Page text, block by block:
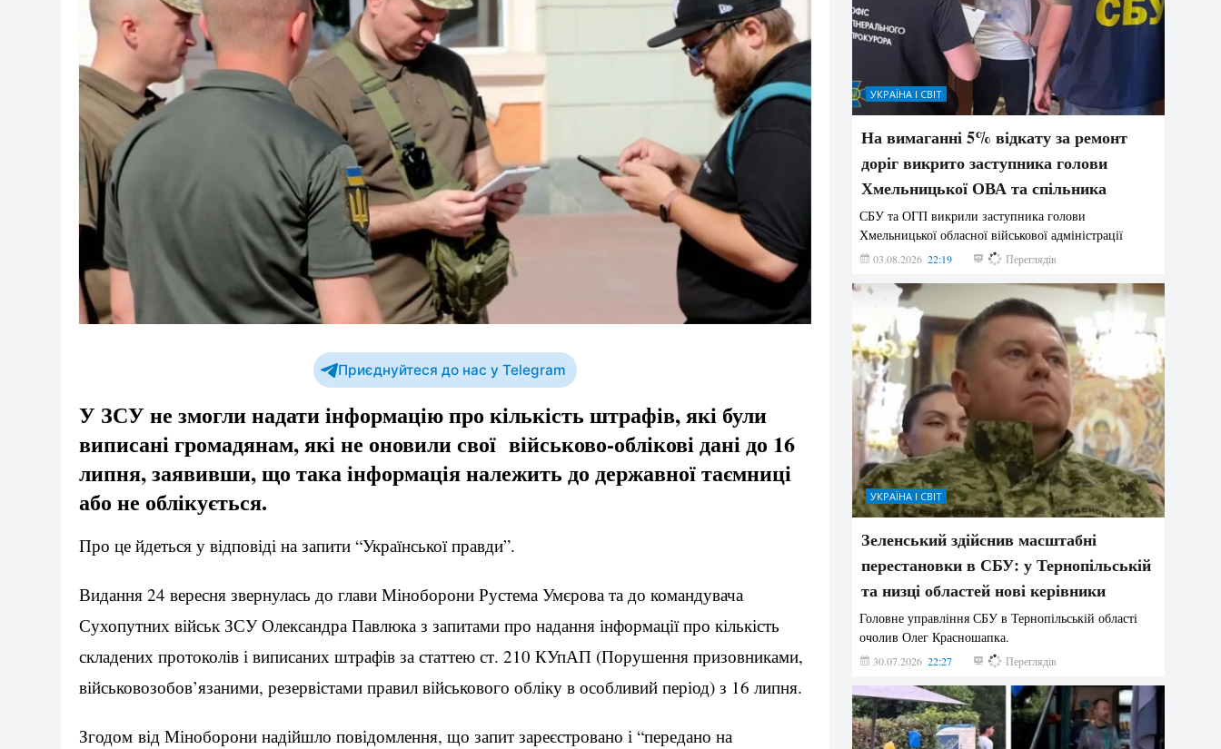
Приєднуйтеся до нас у Telegram
У ЗСУ не змогли надати інформацію про кількість штрафів, які були
виписані громадянам, які не оновили свої військово-облікові дані до 16
липня, заявивши, що така інформація належить до державної таємниці
або не облікується.
Про це йдеться у відповіді на запити “Української правди”.
Видання 24 вересня звернулась до глави Міноборони Рустема Умєрова та до командувача
Сухопутних військ ЗСУ Олександра Павлюка з запитами про надання інформації про кількість
складених протоколів і виписаних штрафів за статтею ст. 210 КУпАП (Порушення призовниками,
військовозобов’язаними, резервістами правил військового обліку в особливий період) з 16 липня.
Згодом від Міноборони надійшло повідомлення, що запит зареєстровано і “передано на
УКРАЇНА І СВІТ
На вимаганні 5% відкату за ремонт
доріг викрито заступника голови
Хмельницької ОВА та спільника
СБУ та ОГП викрили заступника голови
Хмельницької обласної військової адміністрації
03.08.2026 22:19 829 Переглядів
УКРАЇНА І СВІТ
Зеленський здійснив масштабні
перестановки в СБУ: у Тернопільській
та низці областей нові керівники
Головне управління СБУ в Тернопільській області
очолив Олег Красношапка.
30.07.2026 22:27 615 Переглядів